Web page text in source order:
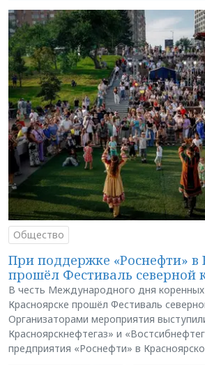
Общество
При поддержке «Роснефти» в
прошёл Фестиваль северной
В честь Международного дня
Красноярске прошёл Фестиваль
Организаторами мероприятия
Красноярскнефтегаз» и
предприятия «Роснефти» в